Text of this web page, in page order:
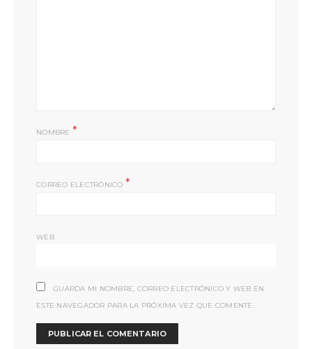
NOMBRE *
CORREO ELECTRÓNICO *
WEB
GUARDA MI NOMBRE, CORREO ELECTRÓNICO Y WEB EN
ESTE NAVEGADOR PARA LA PRÓXIMA VEZ QUE COMENTE.